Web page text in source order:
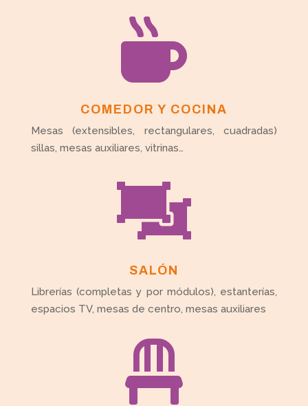

COMEDOR Y COCINA
Mesas (extensibles, rectangulares, cuadradas)
sillas, mesas auxiliares, vitrinas…

SALÓN
Librerías (completas y por módulos), estanterías,
espacios TV, mesas de centro, mesas auxiliares
